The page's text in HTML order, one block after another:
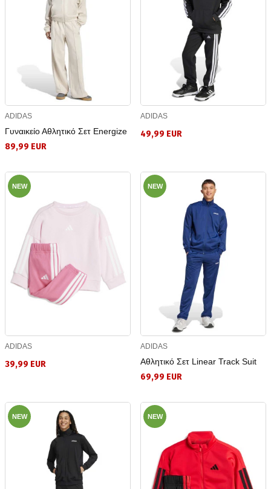
ADIDAS
Γυναικείο Αθλητικό Σετ Energize
89,99 EUR
ADIDAS
49,99 EUR
NEW
ADIDAS
39,99 EUR
NEW
ADIDAS
Αθλητικό Σετ Linear Track Suit
69,99 EUR
NEW NEW